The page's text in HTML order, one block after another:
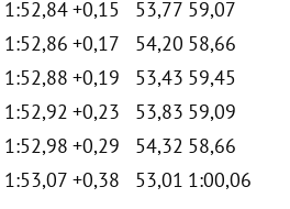
1:52,84+0,15 53,77 59,07
1:52,86 +0,17 54,20 58,66
1:52,88 +0,19 53,43 59,45
1:52,92 +0,23 53,83 59,09
1:52,98 +0,29 54,32 58,66
1:53,07 +0,38 53,01 1:00,06